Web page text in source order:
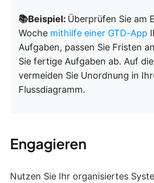
📚Beispiel: Überprüfen Sie am
Woche mithilfe einer GTD-App
Aufgaben, passen Sie Fristen
Sie fertige Aufgaben ab. Auf
vermeiden Sie Unordnung in
Flussdiagramm.
Engagieren
Nutzen Sie Ihr organisiertes